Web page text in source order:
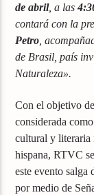
de abril, a las
contará con la
Petro ,
de Brasil, país
Naturaleza».
Con el objetivo
considerada
cultural y literaria
hispana, RTVC
este evento salga
por medio de